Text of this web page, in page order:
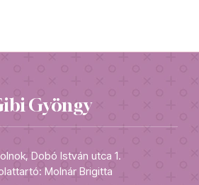
Gyöngy
Dobó István utca 1.
Molnár Brigitta